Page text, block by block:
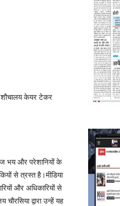
शौचालय केयर टेकर
भय और परेशानियों के
से त्रस्त है।मीडिया
और अधिकारियों से
द्वारा उन्हें यह